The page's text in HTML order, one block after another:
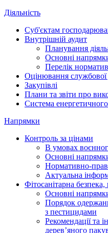
Діяльність
Суб'єктам
Внутрішній аудит
Планування
Основні
Перелік
Оцінювання службової
Закупівлі
Плани та звіти про
Система
Напрямки
Контроль за цінами
В умовах
Основні напрямки
Нормативно-
Актуальна
Фітосанітарна
Основні
Порядок
з пестицидами
Рекомендації та
дерев’яного